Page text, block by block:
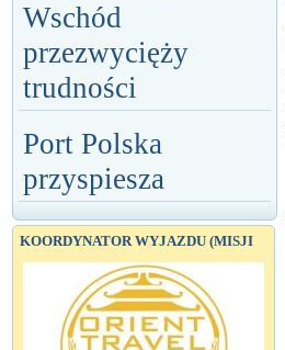
Wschód
przezwycięży
trudności
Port Polska
przyspiesza
KOORDYNATOR WYJAZDU (MISJI